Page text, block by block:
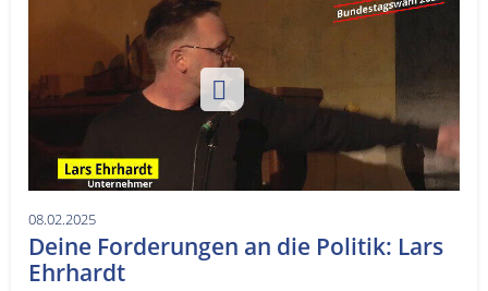
08.02.2025
Deine Forderungen an die Politik: Lars
Ehrhardt